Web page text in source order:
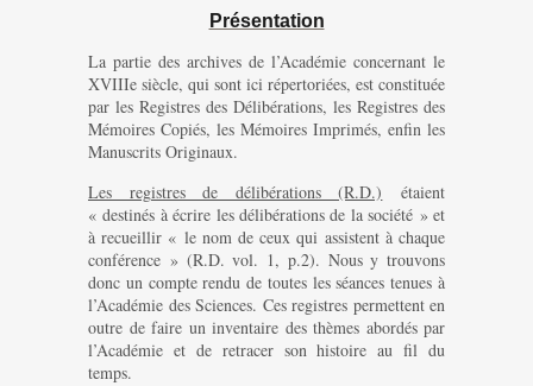
Présentation
La partie des archives de l’Académie concernant le
XVIIIe siècle, qui sont ici répertoriées, est constituée
par les Registres des Délibérations, les Registres des
Mémoires Copiés, les Mémoires Imprimés, enfin les
Manuscrits Originaux.
Les registres de délibérations (R.D.) étaient
« destinés à écrire les délibérations de la société » et
à recueillir « le nom de ceux qui assistent à chaque
conférence » (R.D. vol. 1, p.2). Nous y trouvons
donc un compte rendu de toutes les séances tenues à
l’Académie des Sciences. Ces registres permettent en
outre de faire un inventaire des thèmes abordés par
l’Académie et de retracer son histoire au fil du
temps.